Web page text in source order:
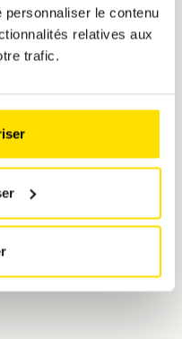
le contenu
relatives aux
trafic.
nos événements et
sommes à votre
: acl-voyages@acl.lu